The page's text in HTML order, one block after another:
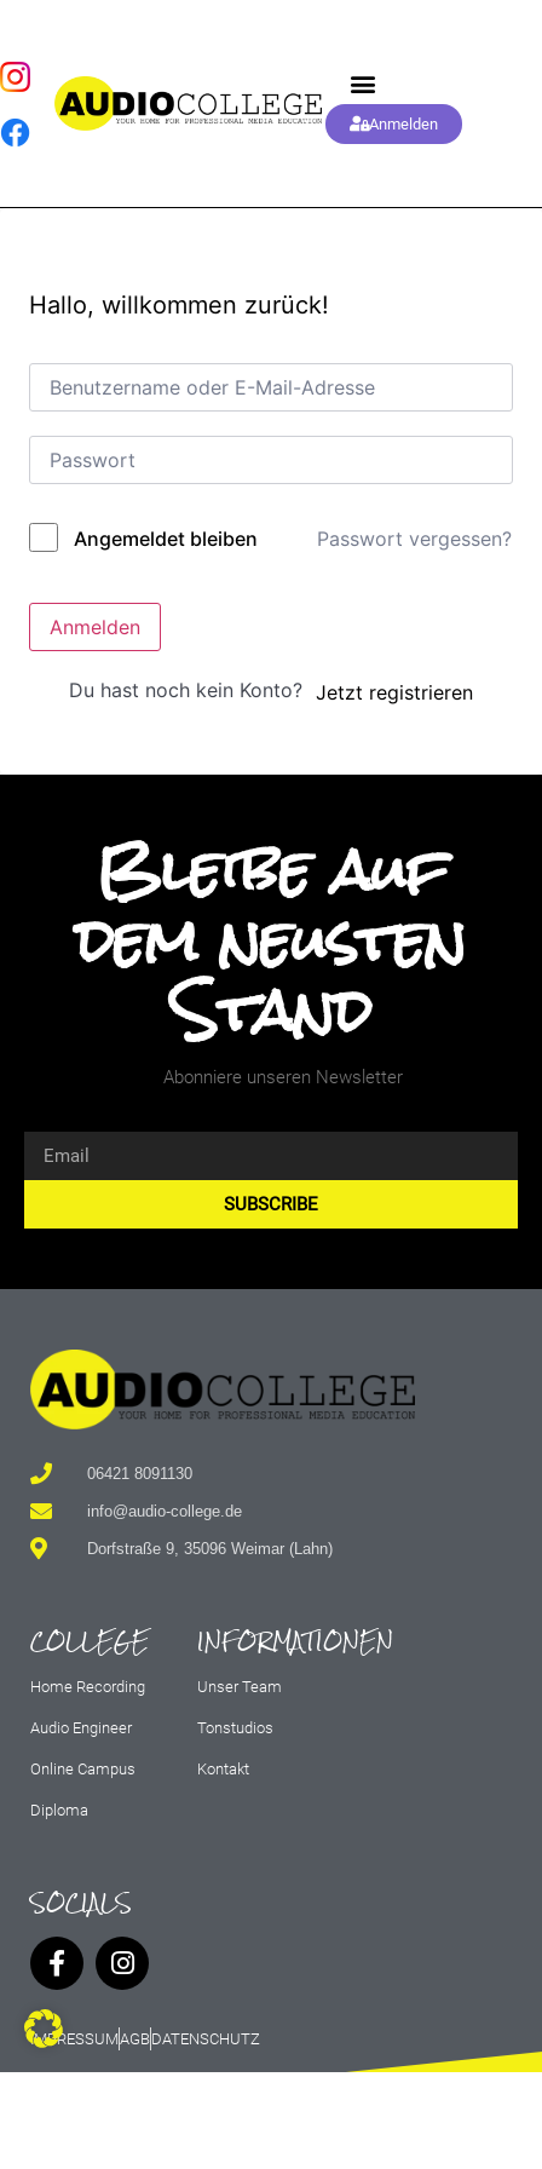
Anmelden
Hallo, willkommen zurück!
Alternative:
Angemeldet bleiben Passwort vergessen?
Anmelden
Du hast noch kein Konto? Jetzt registrieren
Bleibe auf
dem neusten
Stand
Abonniere unseren Newsletter
SUBSCRIBE
06421 8091130
info@audio-college.de
Dorfstraße 9, 35096 Weimar (Lahn)
COLLEGE
Home Recording
Audio Engineer
Online Campus
Diploma
INFORMATIONEN
Unser Team
Tonstudios
Kontakt
SOCIALS
IMPRESSUMAGBDATENSCHUTZ